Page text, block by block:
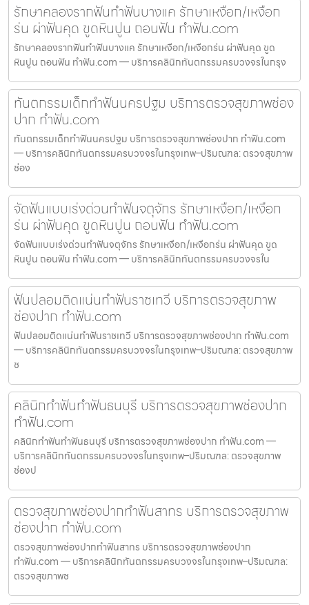
รักษาคลองรากฟันทำฟันบางแค รักษาเหงือก/เหงือก
ร่น ผ่าฟันคุด ขูดหินปูน ถอนฟัน ทำฟัน.com
รักษาคลองรากฟันทำฟันบางแค รักษาเหงือก/เหงือกร่น ผ่าฟันคุด ขูด
หินปูน ถอนฟัน ทำฟัน.com — บริการคลินิกทันตกรรมครบวงจรในกรุง
ทันตกรรมเด็กทำฟันนครปฐม บริการตรวจสุขภาพช่อง
ปาก ทำฟัน.com
ทันตกรรมเด็กทำฟันนครปฐม บริการตรวจสุขภาพช่องปาก ทำฟัน.com
— บริการคลินิกทันตกรรมครบวงจรในกรุงเทพ–ปริมณฑล: ตรวจสุขภาพ
ช่อง
จัดฟันแบบเร่งด่วนทำฟันจตุจักร รักษาเหงือก/เหงือก
ร่น ผ่าฟันคุด ขูดหินปูน ถอนฟัน ทำฟัน.com
จัดฟันแบบเร่งด่วนทำฟันจตุจักร รักษาเหงือก/เหงือกร่น ผ่าฟันคุด ขูด
หินปูน ถอนฟัน ทำฟัน.com — บริการคลินิกทันตกรรมครบวงจรใน
ฟันปลอมติดแน่นทำฟันราชเทวี บริการตรวจสุขภาพ
ช่องปาก ทำฟัน.com
ฟันปลอมติดแน่นทำฟันราชเทวี บริการตรวจสุขภาพช่องปาก ทำฟัน.com
— บริการคลินิกทันตกรรมครบวงจรในกรุงเทพ–ปริมณฑล: ตรวจสุขภาพ
ช
คลินิกทำฟันทำฟันธนบุรี บริการตรวจสุขภาพช่องปาก
ทำฟัน.com
คลินิกทำฟันทำฟันธนบุรี บริการตรวจสุขภาพช่องปาก ทำฟัน.com —
บริการคลินิกทันตกรรมครบวงจรในกรุงเทพ–ปริมณฑล: ตรวจสุขภาพ
ช่องป
ตรวจสุขภาพช่องปากทำฟันสาทร บริการตรวจสุขภาพ
ช่องปาก ทำฟัน.com
ตรวจสุขภาพช่องปากทำฟันสาทร บริการตรวจสุขภาพช่องปาก
ทำฟัน.com — บริการคลินิกทันตกรรมครบวงจรในกรุงเทพ–ปริมณฑล:
ตรวจสุขภาพช